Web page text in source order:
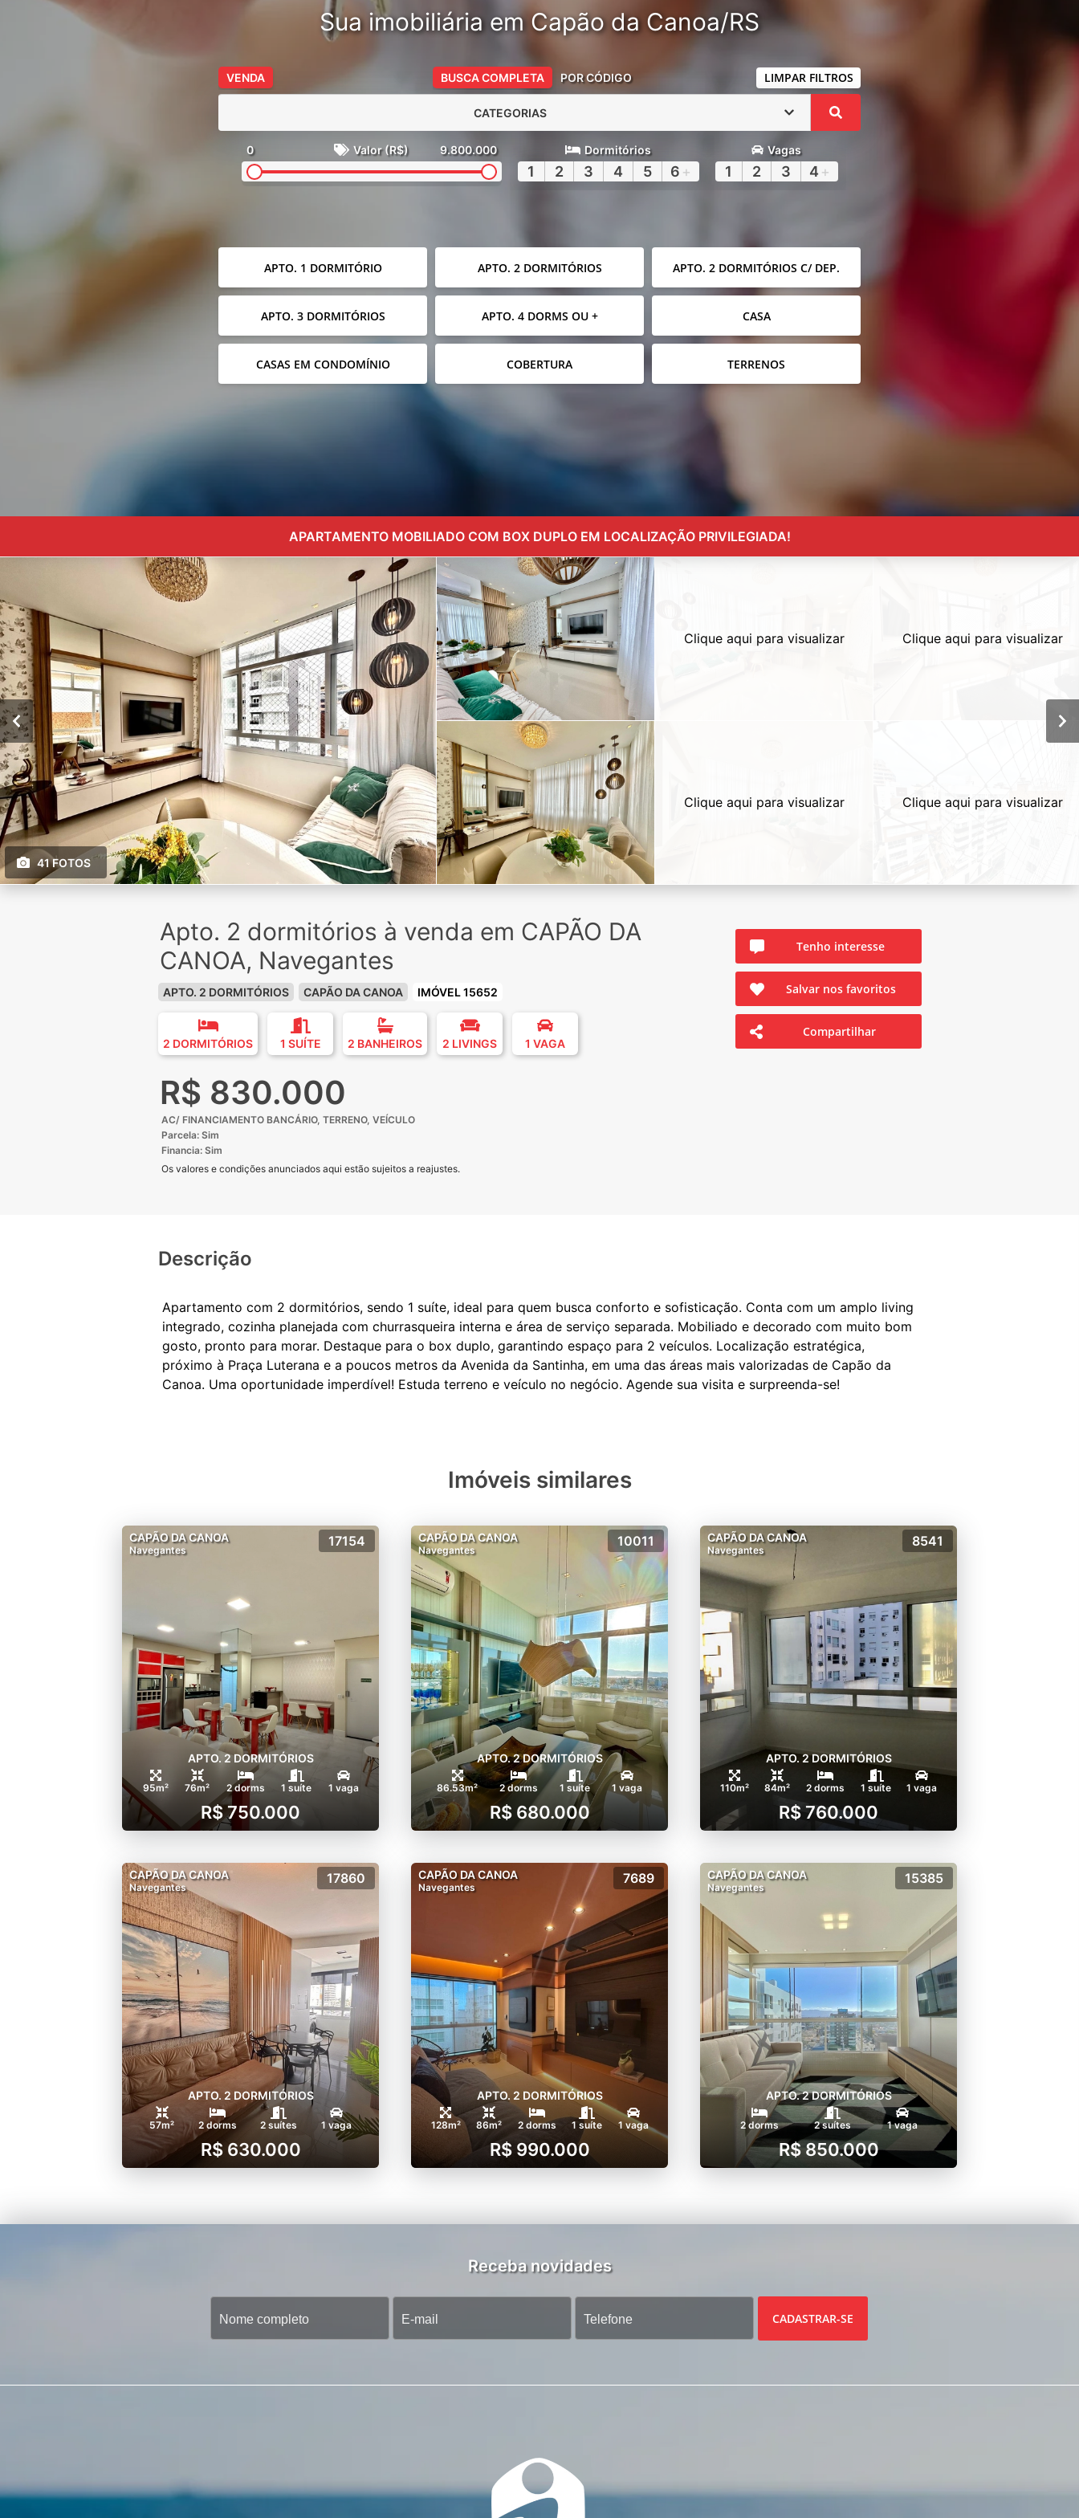
Sua imobiliária em Capão da Canoa/RS
VENDA BUSCA COMPLETA POR CÓDIGO LIMPAR FILTROS
CATEGORIAS
0 Valor (R$) 9.800.000 Dormitórios
1 2 3 4 5 6 +
Vagas
1 2 3 4 +
APTO. 1 DORMITÓRIO APTO. 2 DORMITÓRIOS APTO. 2 DORMITÓRIOS C/ DEP.
APTO. 3 DORMITÓRIOS APTO. 4 DORMS OU + CASA
CASAS EM CONDOMÍNIO COBERTURA TERRENOS
APARTAMENTO MOBILIADO COM BOX DUPLO EM LOCALIZAÇÃO PRIVILEGIADA!
41 FOTOS
Clique aqui para visualizar
Clique aqui para visualizar
Clique aqui para visualizar
Clique aqui para visualizar
Apto. 2 dormitórios à venda em CAPÃO DA
CANOA, Navegantes
APTO. 2 DORMITÓRIOS CAPÃO DA CANOA IMÓVEL 15652
2 DORMITÓRIOS 1 SUÍTE 2 BANHEIROS 2 LIVINGS 1 VAGA
R$ 830.000
AC/ FINANCIAMENTO BANCÁRIO, TERRENO, VEÍCULO
Parcela: Sim
Financia: Sim
Os valores e condições anunciados aqui estão sujeitos a reajustes.
Tenho interesse
Salvar nos favoritos
Compartilhar
Descrição
Apartamento com 2 dormitórios, sendo 1 suíte, ideal para quem busca conforto e sofisticação. Conta com um amplo living
integrado, cozinha planejada com churrasqueira interna e área de serviço separada. Mobiliado e decorado com muito bom
gosto, pronto para morar. Destaque para o box duplo, garantindo espaço para 2 veículos. Localização estratégica,
próximo à Praça Luterana e a poucos metros da Avenida da Santinha, em uma das áreas mais valorizadas de Capão da
Imóveis similares
CAPÃO DA CANOA
Navegantes
17154
APTO. 2 DORMITÓRIOS
95m² 76m² 2 dorms 1 suíte 1 vaga
R$ 750.000
CAPÃO DA CANOA
Navegantes
10011
APTO. 2 DORMITÓRIOS
86.53m² 2 dorms 1 suíte 1 vaga
R$ 680.000
CAPÃO DA CANOA
Navegantes
8541
APTO. 2 DORMITÓRIOS
110m² 84m² 2 dorms 1 suíte 1 vaga
R$ 760.000
CAPÃO DA CANOA
Navegantes
17860
APTO. 2 DORMITÓRIOS
57m² 2 dorms 2 suítes 1 vaga
R$ 630.000
CAPÃO DA CANOA
Navegantes
7689
APTO. 2 DORMITÓRIOS
128m² 86m² 2 dorms 1 suíte 1 vaga
R$ 990.000
CAPÃO DA CANOA
Navegantes
15385
APTO. 2 DORMITÓRIOS
2 dorms 2 suítes 1 vaga
R$ 850.000
Receba novidades
CADASTRAR-SE